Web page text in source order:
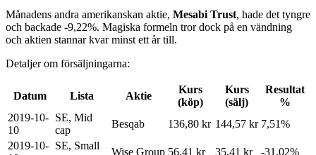
Månadens andra amerikanskan aktie, Mesabi Trust, hade det tyngre
och backade -9,22%. Magiska formeln tror dock på en vändning
och aktien stannar kvar minst ett år till.
Detaljer om försäljningarna:
Datum Lista Aktie
Kurs
(köp)
Kurs
(sälj)
Resultat
%
2019-10-
10
SE, Mid
cap
Besqab 136,80 kr 144,57 kr 7,51%
2019-10- SE, Small
Wise Group 56,41 kr 35,41 kr -31,02%